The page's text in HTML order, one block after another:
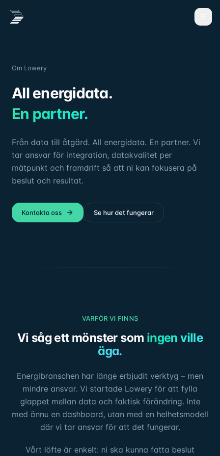
Om Lowery
All energidata.
En partner.
Från data till åtgärd. All energidata. En partner. Vi
tar ansvar för integration, datakvalitet per
mätpunkt och framdrift så att ni kan fokusera på
beslut och resultat.
Kontakta oss Se hur det fungerar
VARFÖR VI FINNS
Vi såg ett mönster som ingen ville
äga.
Energibranschen har länge erbjudit verktyg – men
mindre ansvar. Vi startade Lowery för att fylla
glappet mellan data och faktisk förändring. Inte
med ännu en dashboard, utan med en helhetsmodell
där vi tar ansvar för att det fungerar.
Vårt löfte är enkelt: ni ska kunna fatta beslut